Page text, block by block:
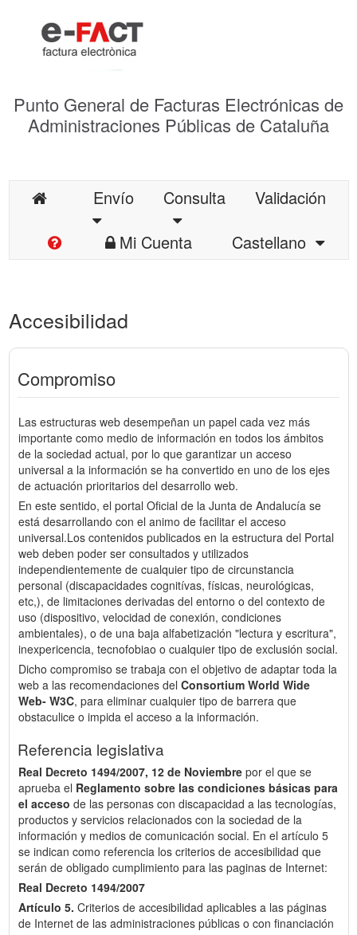
Punto General de Facturas Electrónicas de
Administraciones Públicas de Cataluña
Envío Consulta
Validación
Mi Cuenta
Castellano
Accesibilidad
Compromiso
Las estructuras web desempeñan un papel cada vez más
importante como medio de información en todos los ámbitos
de la sociedad actual, por lo que garantizar un acceso
universal a la información se ha convertido en uno de los ejes
de actuación prioritarios del desarrollo web.
En este sentido, el portal Oficial de la Junta de Andalucía se
está desarrollando con el animo de facilitar el acceso
universal.Los contenidos publicados en la estructura del Portal
web deben poder ser consultados y utilizados
independientemente de cualquier tipo de circunstancia
personal (discapacidades cognitívas, físicas, neurológicas,
etc,), de limitaciones derivadas del entorno o del contexto de
uso (dispositivo, velocidad de conexión, condiciones
ambientales), o de una baja alfabetización "lectura y escritura",
inexpericencia, tecnofobiao o cualquier tipo de exclusión social.
Dicho compromiso se trabaja con el objetivo de adaptar toda la
web a las recomendaciones del Consortium World Wide
Web- W3C, para eliminar cualquier tipo de barrera que
obstaculice o impida el acceso a la información.
Referencia legislativa
Real Decreto 1494/2007, 12 de Noviembre por el que se
aprueba el Reglamento sobre las condiciones básicas para
el acceso de las personas con discapacidad a las tecnologías,
productos y servicios relacionados con la sociedad de la
información y medios de comunicación social. En el artículo 5
se indican como referencia los criterios de accesibilidad que
serán de obligado cumplimiento para las paginas de Internet:
Real Decreto 1494/2007
Artículo 5. Criterios de accesibilidad aplicables a las páginas
de Internet de las administraciones públicas o con financiación